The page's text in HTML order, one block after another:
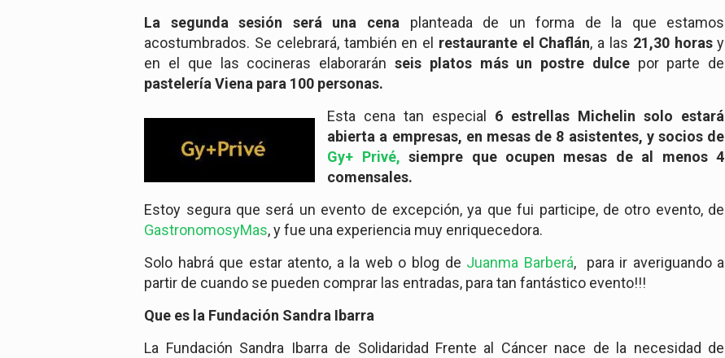
La segunda sesión será una cena planteada de un forma de la que estamos
acostumbrados. Se celebrará, también en el restaurante el Chaflán, a las 21,30 horasy
en el que las cocineras elaborarán seis platos más un postre dulcepor parte de
pastelería Viena para 100 personas.
Esta cena tan especial 6 estrellas Michelin solo estará
abierta a empresas, en mesas de 8 asistentes, y socios de
Gy+ Privé, siempre que ocupen mesas de al menos 4
comensales.
Estoy segura que será un evento de excepción, ya que fui participe, de otro evento, de
GastronomosyMas, y fue una experiencia muy enriquecedora.
Solo habrá que estar atento, a la web o blog de Juanma Barberá, para ir averiguando a
partir de cuando se pueden comprar las entradas, para tan fantástico evento!!!
Que es la Fundación Sandra Ibarra
La Fundación Sandra Ibarra de Solidaridad Frente al Cáncer nace de la necesidad de